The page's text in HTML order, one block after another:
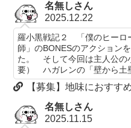
名無しさん
2025.12.22
羅小黒戦記２ 「僕のヒーロ
師」のBONESのアクション
た。 そして今回は主人公の
要） ハガレンの「壁から土
【募集】地味におすす
名無しさん
2025.11.15